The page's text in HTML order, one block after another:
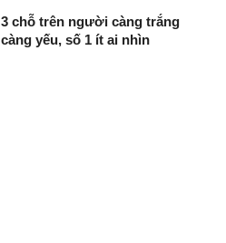
3 chỗ trên người càng trắng
càng yếu, số 1 ít ai nhìn